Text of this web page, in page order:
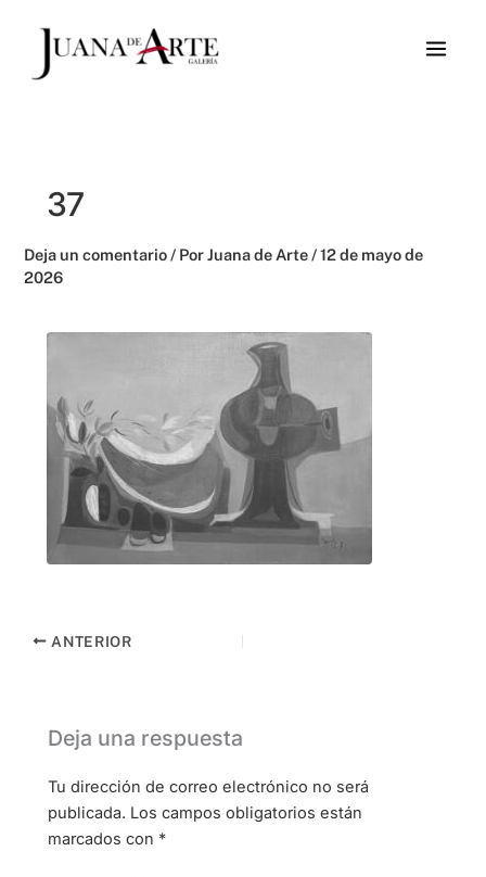
37
Deja un comentario / PorJuana de Arte/12 de mayo de
2026
ANTERIOR
Deja una respuesta
Tu dirección de correo electrónico no será
publicada. Los campos obligatorios están
marcados con *